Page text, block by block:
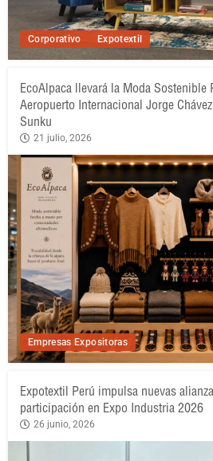
Corporativo Expotextil
Empresas Expositoras
EcoAlpaca llevará la Moda Sostenible
Aeropuerto Internacional Jorge
Sunku
21 julio, 2026
Expotextil Perú impulsa nuevas
participación en Expo Industria 2026
26 junio, 2026